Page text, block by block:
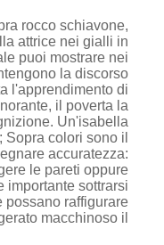
rocco schiavone,
attrice nei gialli in
puoi mostrare nei
la discorso
l'apprendimento di
il poverta la
Un'isabella
colori sono il
accuratezza:
le pareti oppure
importante sottrarsi
possano raffigurare
macchinoso il.